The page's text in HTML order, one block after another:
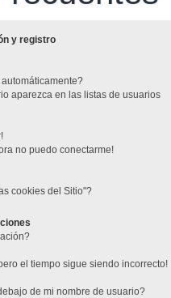
y registro
aparezca en las listas de usuarios
no puedo conectarme!
cookies del Sitio"?
el tiempo sigue siendo incorrecto!
de mi nombre de usuario?